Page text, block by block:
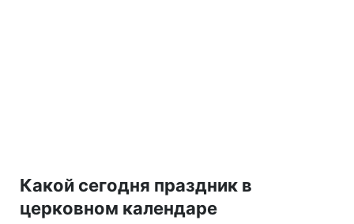
Какой сегодня праздник в
церковном календаре